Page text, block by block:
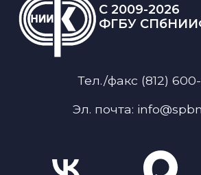
C 2009-2026
ФГБУ
Тел./факс (812) 600-
Эл. почта: